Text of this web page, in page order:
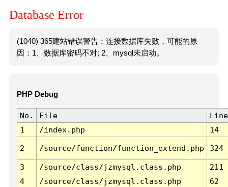
Database Error
(1040) 365建站错误警告：连接数据库失败，可能的原
因：1、数据库密码不对; 2、mysql未启动。
PHP Debug
No. File
Line
1
/index.php 14
2 /source/function/function_extend.php 324
3 /source/class/jzmysql.class.php
211
4
/source/class/jzmysql.class.php
62